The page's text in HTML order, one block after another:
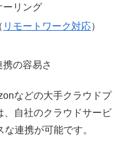
ーリング
リモートワーク対応）
の容易さ
などの大手クラウドプ
、自社のクラウドサービ
連携が可能です。